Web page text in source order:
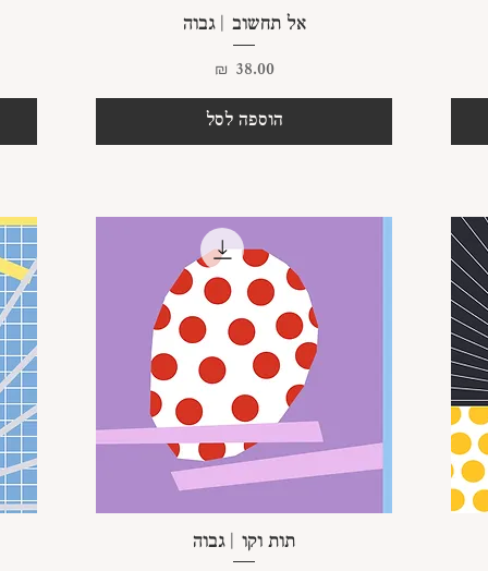
תצוגה מהירה
אל תחשוב | גבוה
מחיר‏38.00 ‏₪
הוספה לסל
תצוגה מהירה
תות וקו | גבוה